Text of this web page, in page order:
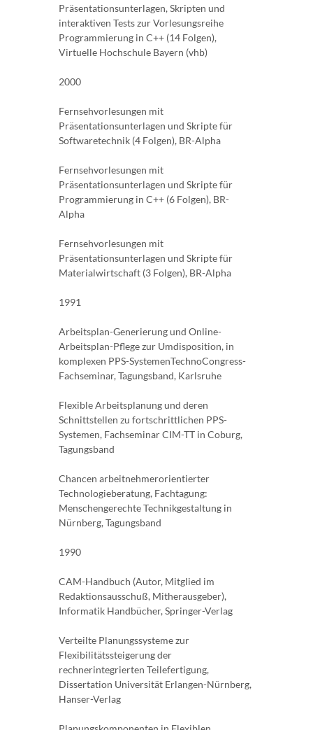
Präsentationsunterlagen, Skripten und
interaktiven Tests zur Vorlesungsreihe
Programmierung in C++ (14 Folgen),
Virtuelle Hochschule Bayern (vhb)
2000
Fernsehvorlesungen mit
Präsentationsunterlagen und Skripte für
Softwaretechnik (4 Folgen), BR-Alpha
Fernsehvorlesungen mit
Präsentationsunterlagen und Skripte für
Programmierung in C++ (6 Folgen), BR-
Alpha
Fernsehvorlesungen mit
Präsentationsunterlagen und Skripte für
Materialwirtschaft (3 Folgen), BR-Alpha
1991
Arbeitsplan-Generierung und Online-
Arbeitsplan-Pflege zur Umdisposition, in
komplexen PPS-SystemenTechnoCongress-
Fachseminar, Tagungsband, Karlsruhe
Flexible Arbeitsplanung und deren
Schnittstellen zu fortschrittlichen PPS-
Systemen, Fachseminar CIM-TT in Coburg,
Tagungsband
Chancen arbeitnehmerorientierter
Technologieberatung, Fachtagung:
Menschengerechte Technikgestaltung in
Nürnberg, Tagungsband
1990
CAM-Handbuch (Autor, Mitglied im
Redaktionsausschuß, Mitherausgeber),
Informatik Handbücher, Springer-Verlag
Verteilte Planungssysteme zur
Flexibilitätssteigerung der
rechnerintegrierten Teilefertigung,
Dissertation Universität Erlangen-Nürnberg,
Hanser-Verlag